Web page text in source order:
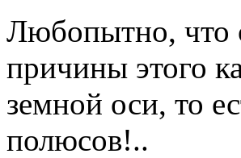
Любопытно, что
причины этого
земной оси, то
полюсов!..